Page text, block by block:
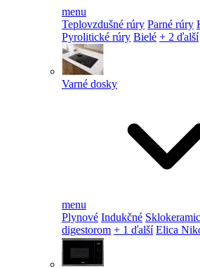
menu
Teplovzdušné rúry Parné rúry
Pyrolitické rúry Bielé + 2 ďalší
Varné dosky
menu
Plynové Indukčné
digestorom + 1 ďalší Elica